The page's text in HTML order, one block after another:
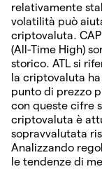
relativamente
volatilità può
criptovaluta.
(All-Time High)
storico. ATL si
la criptovaluta
punto di prezzo
con queste cifre
criptovaluta è
sopravvalutata
Analizzando
le tendenze di